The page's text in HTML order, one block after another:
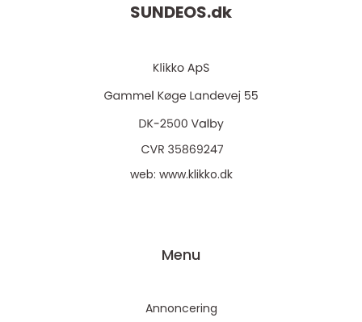
SUNDEOS.dk
web: www.klikko.dk
Menu
Annoncering